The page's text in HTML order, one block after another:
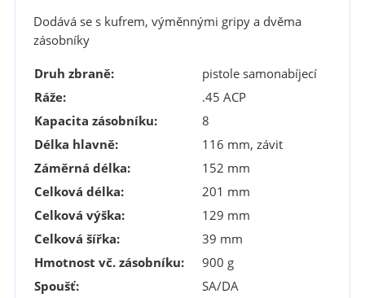
Dodává se s kufrem, výměnnými gripy a dvěma
zásobníky
Druh zbraně:
pistole samonabíjecí
Ráže:
.45 ACP
Kapacita zásobníku:
8
Délka hlavně:
116 mm, závit
Záměrná délka:
152 mm
Celková délka:
201 mm
Celková výška:
129 mm
Celková šířka:
39 mm
Hmotnost vč. zásobníku:
900 g
Spoušť:
SA/DA